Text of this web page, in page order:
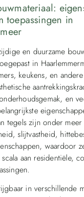
toepassingen in
en duurzame
in
keukens, en
en
tegels zijn onder meer
slijtvastheid,
waardoor
aan residentiële,
in verschillende